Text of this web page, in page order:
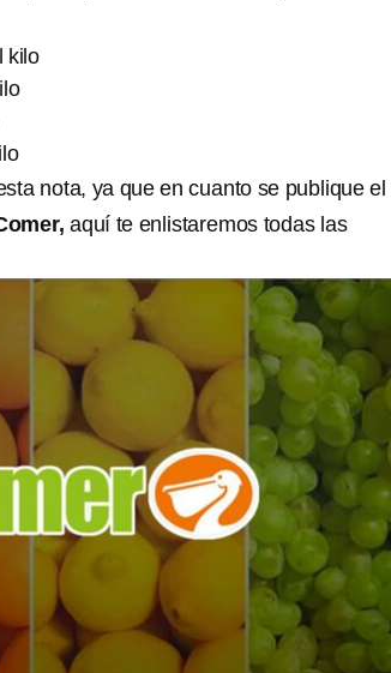
kilo
nota, ya que en cuanto se publique el
aquí te enlistaremos todas las